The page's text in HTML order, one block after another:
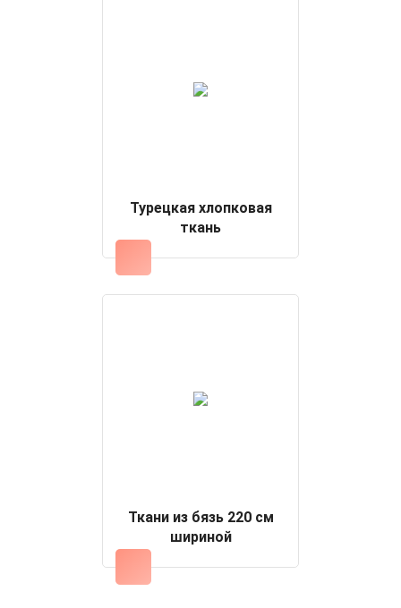
Турецкая хлопковая
ткань
Ткани из бязь 220 см
шириной